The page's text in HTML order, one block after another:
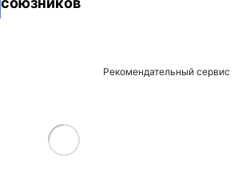
Рекомендательный сервис
Load More